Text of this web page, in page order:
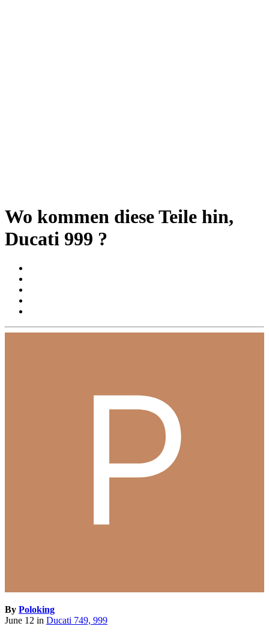
Wo kommen diese Teile hin,
Ducati 999 ?
By Poloking
June 12 in Ducati 749, 999